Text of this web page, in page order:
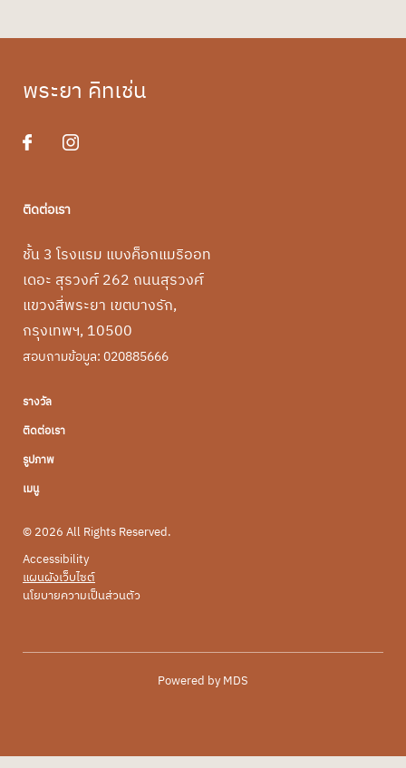
พระยา คิทเช่น
ติดต่อเรา
ชั้น 3 โรงแรม แบงค็อกแมริออท
เดอะ สุรวงศ์ 262 ถนนสุรวงศ์
แขวงสี่พระยา เขตบางรัก,
กรุงเทพฯ, 10500
สอบถามข้อมูล:020885666
รางวัล
ติดต่อเรา
รูปภาพ
เมนู
© 2026 All Rights Reserved.
Accessibility
แผนผังเว็บไซต์
นโยบายความเป็นส่วนตัว
Powered by MDS